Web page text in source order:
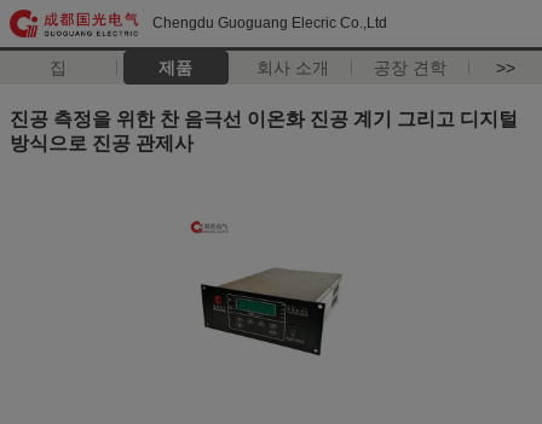
Chengdu Guoguang Elecric Co.,Ltd
집 제품 회사 소개 공장 견학 >>
진공 측정을 위한 찬 음극선 이온화 진공 계기 그리고 디지털
방식으로 진공 관제사